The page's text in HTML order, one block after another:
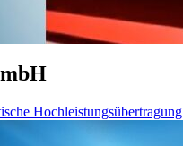
Hochleistungsübertragung